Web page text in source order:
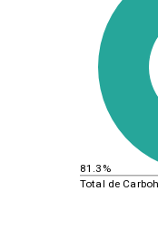
81.3%
Total de